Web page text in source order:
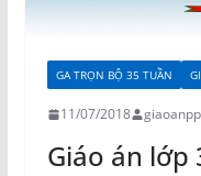
GA TRỌN BỘ 35 TUẦN
11/07/2018
Giáo án lớp